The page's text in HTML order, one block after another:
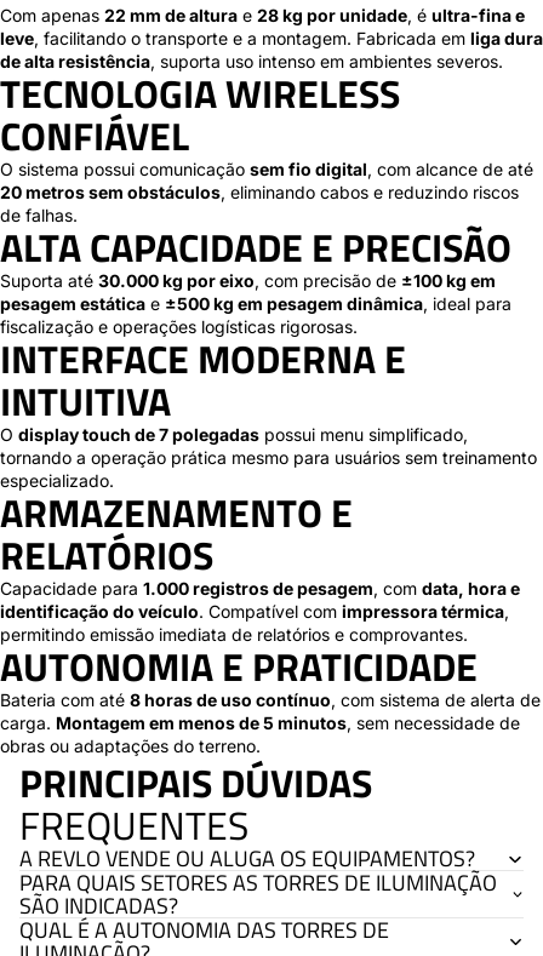
Com apenas 22 mm de altura e 28 kg por unidade, é ultra-fina e
leve, facilitando o transporte e a montagem. Fabricada em liga dura
de alta resistência, suporta uso intenso em ambientes severos.
TECNOLOGIA WIRELESS
CONFIÁVEL
O sistema possui comunicação sem fio digital, com alcance de até
20 metros sem obstáculos, eliminando cabos e reduzindo riscos
de falhas.
ALTA CAPACIDADE E PRECISÃO
Suporta até 30.000 kg por eixo, com precisão de ±100 kg em
pesagem estática e ±500 kg em pesagem dinâmica, ideal para
fiscalização e operações logísticas rigorosas.
INTERFACE MODERNA E
INTUITIVA
O display touch de 7 polegadas possui menu simplificado,
tornando a operação prática mesmo para usuários sem treinamento
especializado.
ARMAZENAMENTO E
RELATÓRIOS
Capacidade para 1.000 registros de pesagem, com data, hora e
identificação do veículo. Compatível com impressora térmica,
permitindo emissão imediata de relatórios e comprovantes.
AUTONOMIA E PRATICIDADE
Bateria com até 8 horas de uso contínuo, com sistema de alerta de
carga. Montagem em menos de 5 minutos, sem necessidade de
obras ou adaptações do terreno.
PRINCIPAIS DÚVIDAS
FREQUENTES
A REVLO VENDE OU ALUGA OS EQUIPAMENTOS?
PARA QUAIS SETORES AS TORRES DE ILUMINAÇÃO
SÃO INDICADAS?
QUAL É A AUTONOMIA DAS TORRES DE